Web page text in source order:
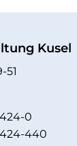
Kusel
51
0
424-440